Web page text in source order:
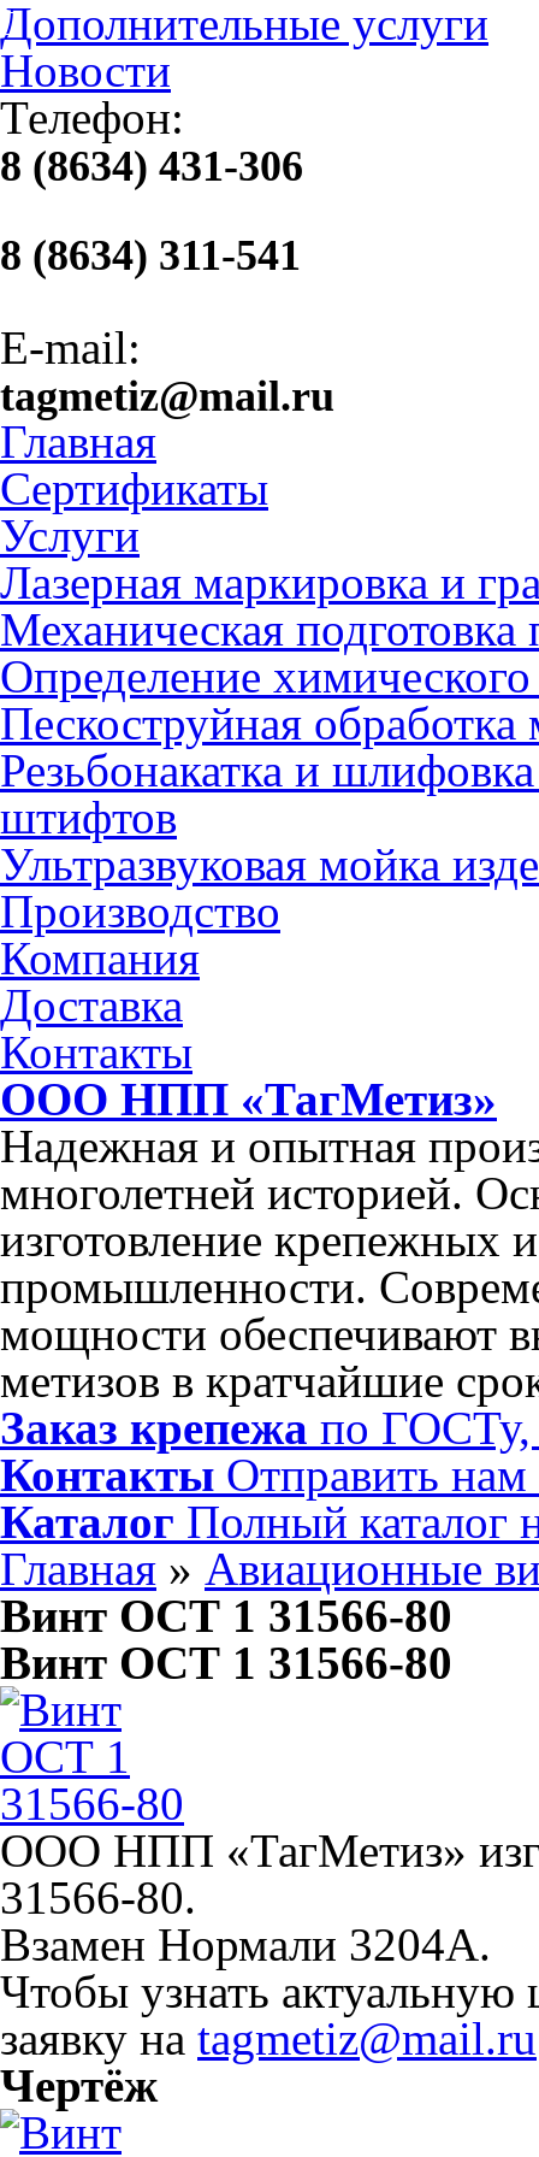
Дополнительные услуги
Новости
Телефон:
8 (8634) 431-306
8 (8634) 311-541
E-mail:
tagmetiz@mail.ru
Главная
Сертификаты
Услуги
Лазерная маркировка и
Механическая подготовка
Определение химического
Пескоструйная
Резьбонакатка и
штифтов
Ультразвуковая мойка
Производство
Компания
Доставка
Контакты
ООО НПП «ТагМетиз»
Надежная и опытная
многолетней историей.
изготовление крепежных
промышленности.
мощности обеспечивают
метизов в кратчайшие
Заказ крепежа по ГОСТу,
Контакты Отправить
Каталог Полный каталог
Главная » Авиационные
Винт ОСТ 1 31566-80
Винт ОСТ 1 31566-80
ООО НПП «ТагМетиз»
31566-80.
Взамен Нормали 3204А.
Чтобы узнать
заявку на tagmetiz@mail.ru
Чертёж